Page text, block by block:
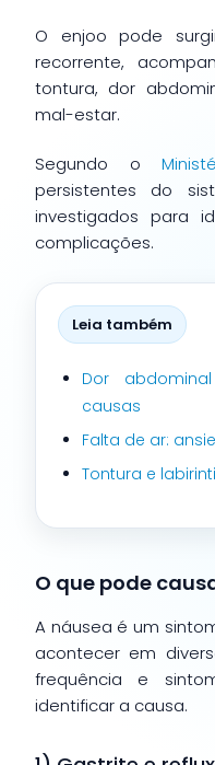
O enjoo pode
recorrente,
tontura, dor
mal-estar.
Segundo o
persistentes do
investigados para
complicações.
Leia também
Dor
causas
Falta de ar:
Tontura e
O que pode
A náusea é um
acontecer em
frequência e
identificar a causa.